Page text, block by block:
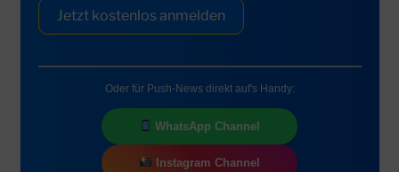
Jetzt kostenlos anmelden
Oder für Push-News direkt auf's Handy:
WhatsApp Channel
Instagram Channel